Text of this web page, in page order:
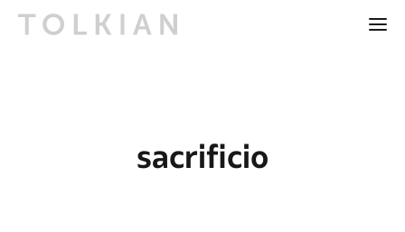
sacrificio